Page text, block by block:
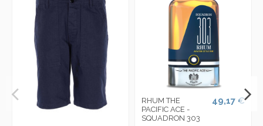
RHUM THE
PACIFIC ACE -
SQUADRON 303
49,17 €